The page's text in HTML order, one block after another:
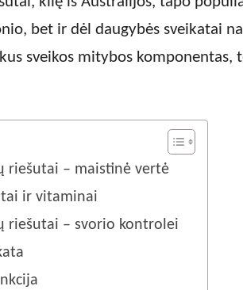
bet ir dėl daugybės sveikatai
sveikos mitybos komponentas,
riešutai – maistinė vertė
ir vitaminai
riešutai – svorio kontrolei